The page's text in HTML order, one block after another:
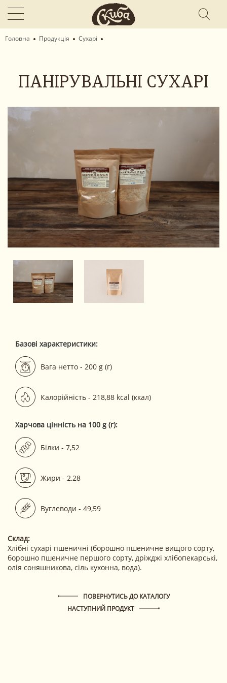
Головна Продукція Сухарі
ПАНІРУВАЛЬНІ СУХАРІ
Базові характеристики:
Вага нетто - 200 g (г)
Калорійність - 218,88 kcal (ккал)
Харчова цінність на 100 g (г):
Білки - 7,52
Жири - 2,28
Вуглеводи - 49,59
Склад:
Хлібні сухарі пшеничні (борошно пшеничне вищого сорту,
борошно пшеничне першого сорту, дріжджі хлібопекарські,
олія соняшникова, сіль кухонна, вода).
ПОВЕРНУТИСЬ ДО КАТАЛОГУ
НАСТУПНИЙ ПРОДУКТ